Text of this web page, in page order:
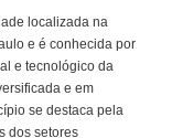
localizada na
e é conhecida por
e tecnológico da
e em
se destaca pela
dos setores